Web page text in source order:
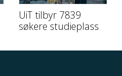
UiT tilbyr 7839
søkere studieplass